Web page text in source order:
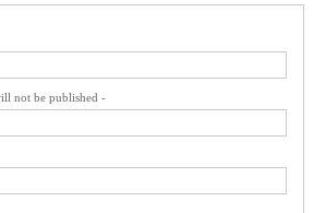
not be published -